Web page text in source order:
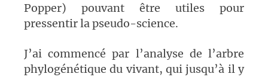
Popper) pouvant être utiles pour
pressentir la pseudo-science.
J’ai commencé par l’analyse de l’arbre
phylogénétique du vivant, qui jusqu’à il y